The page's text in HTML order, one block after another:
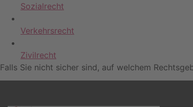
Sozialrecht
Verkehrsrecht
Zivilrecht
Falls Sie nicht sicher sind, auf welchem